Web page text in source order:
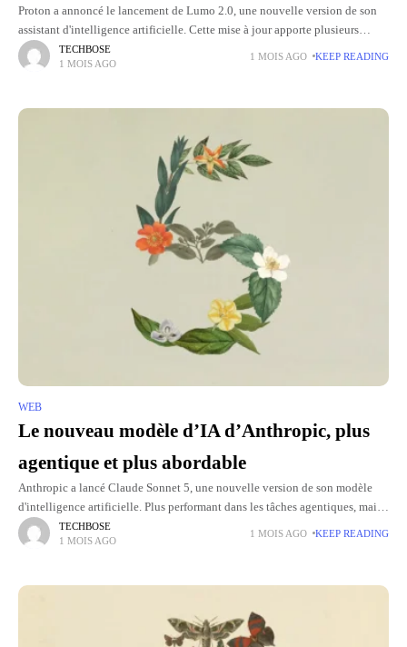
Proton a annoncé le lancement de Lumo 2.0, une nouvelle version de son
assistant d'intelligence artificielle. Cette mise à jour apporte plusieurs
nouveautés, dont des modèles plus performants, la génération
TECHBOSE
1 MOIS AGO
1 MOIS AGO KEEP READING
WEB
Le nouveau modèle d’IA d’Anthropic, plus
agentique et plus abordable
Anthropic a lancé Claude Sonnet 5, une nouvelle version de son modèle
d'intelligence artificielle. Plus performant dans les tâches agentiques, mais
aussi dans le raisonnement, la programmation et l'utilisation des
TECHBOSE
1 MOIS AGO
1 MOIS AGO KEEP READING